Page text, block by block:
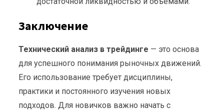
Заключение
Технический анализ в трейдинге — это основа
для успешного понимания рыночных движений.
Его использование требует дисциплины,
практики и постоянного изучения новых
подходов. Для новичков важно начать с